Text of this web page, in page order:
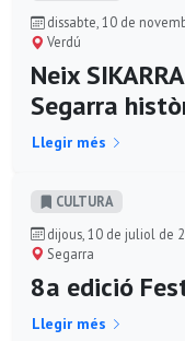
dissabte, 10 de
Verdú
Neix
Segarra
Llegir més
CULTURA
dijous, 10 de juliol de
Segarra
8a edició
Llegir més